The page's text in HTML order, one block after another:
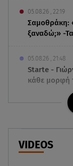
05.08.26 , 22:19
Σαμοθράκη:
ξαναδώ;» -
05.08.26 , 21:48
Starte -
κάθε μορφή
05.08.26 , 21:41
«Στην κόψη
Ιράν
05.08.26 , 21:22
VIDEOS